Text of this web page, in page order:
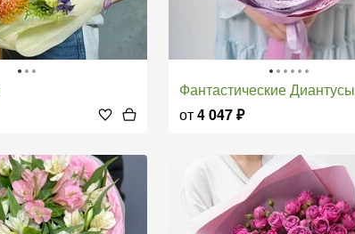
Фантастические Диантусы
от4 047₽